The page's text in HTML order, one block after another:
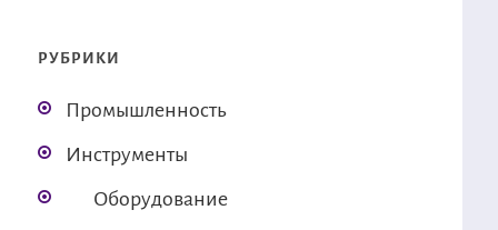
РУБРИКИ
Промышленность
Инструменты
Оборудование